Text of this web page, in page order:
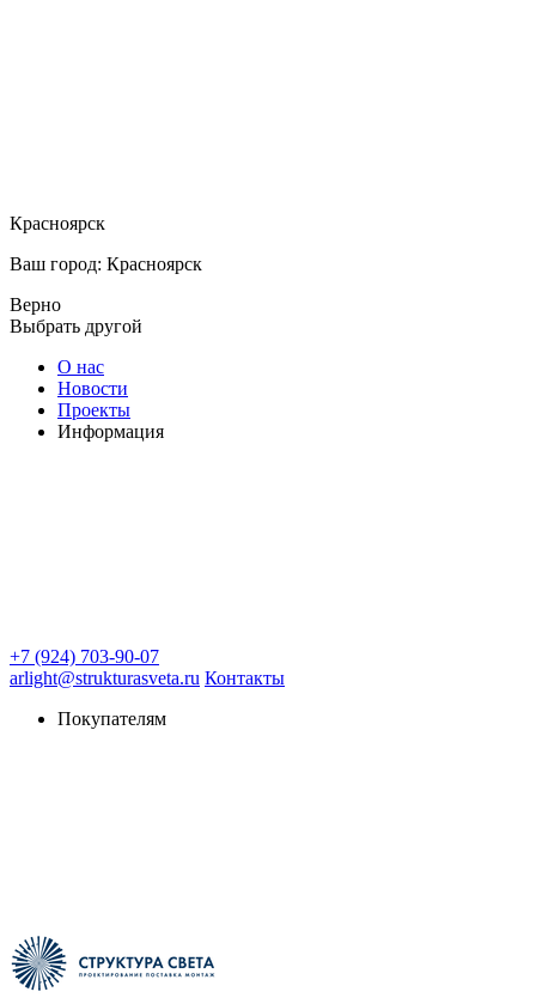
Красноярск
Ваш город: Красноярск
Верно
Выбрать другой
О нас
Новости
Проекты
Информация
+7 (924) 703-90-07
arlight@strukturasveta.ru Контакты
Покупателям